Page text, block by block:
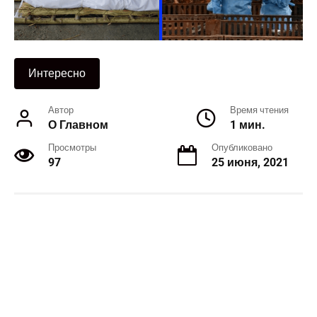
Интересно
Автор
О Главном
Время чтения
1 мин.
Просмотры
97
Опубликовано
25 июня, 2021